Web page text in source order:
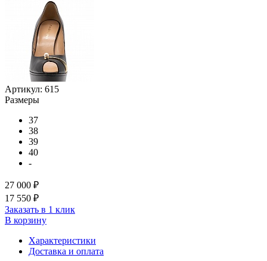
Артикул: 615
Размеры
37
38
39
40
-
27 000 ₽
17 550 ₽
Заказать в 1 клик
В корзину
Характеристики
Доставка и оплата